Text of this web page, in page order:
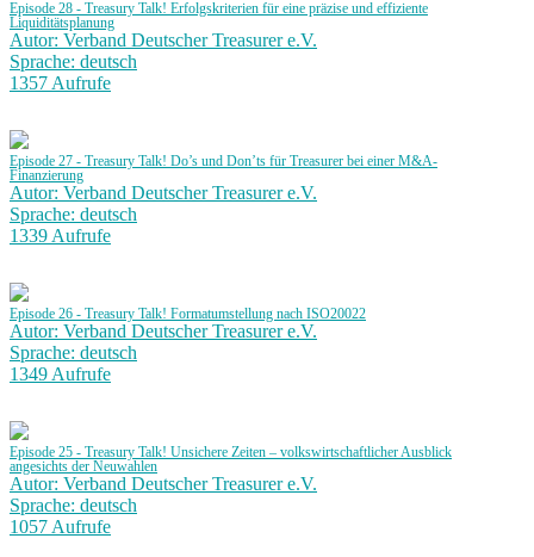
Episode 28 - Treasury Talk! Erfolgskriterien für eine präzise und effiziente
Liquiditätsplanung
Autor: Verband Deutscher Treasurer e.V.
Sprache: deutsch
1357 Aufrufe
Episode 27 - Treasury Talk! Do’s und Don’ts für Treasurer bei einer M&A-
Finanzierung
Autor: Verband Deutscher Treasurer e.V.
Sprache: deutsch
1339 Aufrufe
Episode 26 - Treasury Talk! Formatumstellung nach ISO20022
Autor: Verband Deutscher Treasurer e.V.
Sprache: deutsch
1349 Aufrufe
Episode 25 - Treasury Talk! Unsichere Zeiten – volkswirtschaftlicher Ausblick
angesichts der Neuwahlen
Autor: Verband Deutscher Treasurer e.V.
Sprache: deutsch
1057 Aufrufe